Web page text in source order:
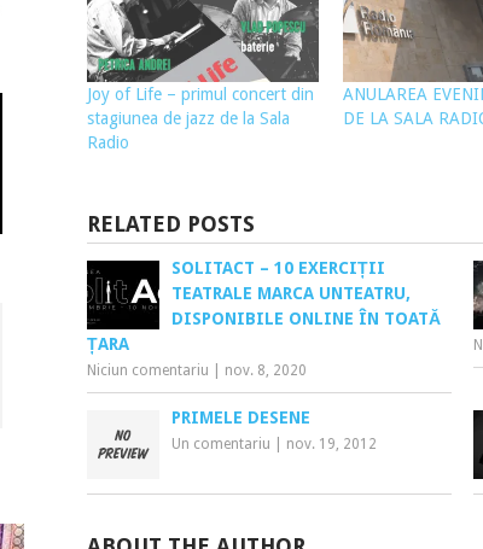
Joy of Life – primul concert din
stagiunea de jazz de la Sala
Radio
ANULAREA
DE LA SALA
RELATED POSTS
SOLITACT – 10 EXERCIȚII
TEATRALE MARCA UNTEATRU,
DISPONIBILE ONLINE ÎN TOATĂ
ȚARA
Niciun comentariu nov. 8, 2020
PRIMELE DESENE
Un comentariu nov. 19, 2012